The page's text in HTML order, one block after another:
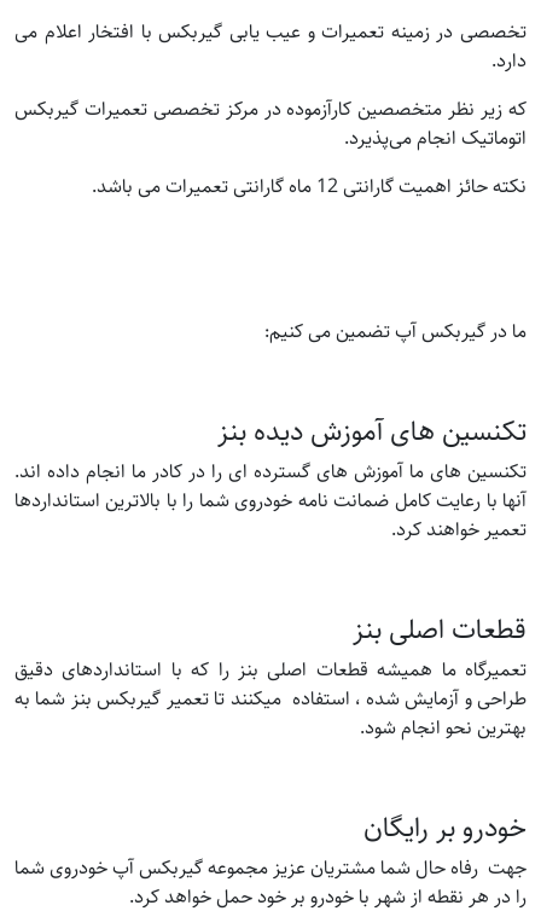
تخصصی در زمینه تعمیرات و عیب یابی گیربکس با افتخار اعلام می
دارد.
که زیر نظر متخصصین کارآزموده در مرکز تخصصی تعمیرات گیربکس
اتوماتیک انجام می‌پذیرد.
نکته حائز اهمیت گارانتی 12 ماه گارانتی تعمیرات می باشد.
ما در گیربکس آپ تضمین می کنیم:
تکنسین های آموزش دیده بنز
تکنسین های ما آموزش های گسترده ای را در کادر ما انجام داده اند.
آنها با رعایت کامل ضمانت نامه خودروی شما را با بالاترین استانداردها
تعمیر خواهند کرد.
قطعات اصلی بنز
تعمیرگاه ما همیشه قطعات اصلی بنز را که با استانداردهای دقیق
طراحی و آزمایش شده ، استفاده میکنند تا تعمیر گیربکس بنز شما به
بهترین نحو انجام شود.
خودرو بر رایگان
جهت رفاه حال شما مشتریان عزیز مجموعه گیربکس آپ خودروی شما
را در هر نقطه از شهر با خودرو بر خود حمل خواهد کرد.